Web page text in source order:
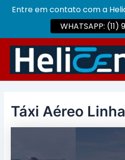
conteúdo
Táxi Aéreo
Entre em contato com a
WHATSAPP: